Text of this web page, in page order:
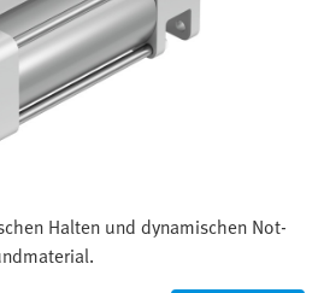
Halten und dynamischen Not-